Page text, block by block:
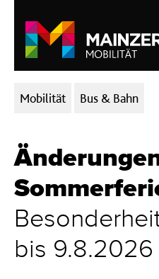
Kategorien:
Mobilität
Bus & Bahn
bis 9.8.2026